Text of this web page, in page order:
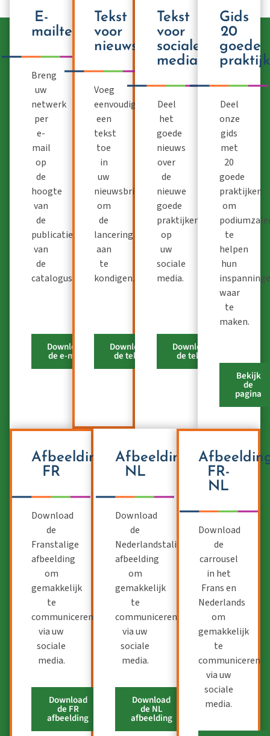
E-
mailtemplate
Breng
uw
netwerk
per
e-
mail
op
de
hoogte
van
de
publicatie
van
de
catalogus.
Download
de e-mail
Tekst
voor
nieuwsbrief
Voeg
eenvoudig
een
tekst
toe
in
uw
nieuwsbrief
om
de
lancering
aan
te
kondigen.
Download
de tekst
Tekst
voor
sociale
media
Deel
het
goede
nieuws
over
de
nieuwe
goede
praktijken
op
uw
sociale
media.
Download
de tekst
Gids
20
goede
Deel
onze
gids
met
20
goede
praktijken
om
te
helpen
hun
waar
te
maken.
Bekijk
de
pagina
Afbeelding
FR
Download
de
Franstalige
afbeelding
om
gemakkelijk
te
communiceren
via uw
sociale
media.
Download
de FR
afbeelding
Afbeelding
NL
Download
de
Nederlandstalige
afbeelding
om
gemakkelijk
te
communiceren
via uw
sociale
media.
Download
de NL
afbeelding
FR-
NL
Download
de
carrousel
in het
Frans en
Nederlands
om
gemakkelijk
te
communiceren
via uw
sociale
media.